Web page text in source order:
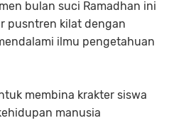
bulan suci Ramadhan ini
pusntren kilat dengan
ilmu pengetahuan
membina krakter siswa
manusia